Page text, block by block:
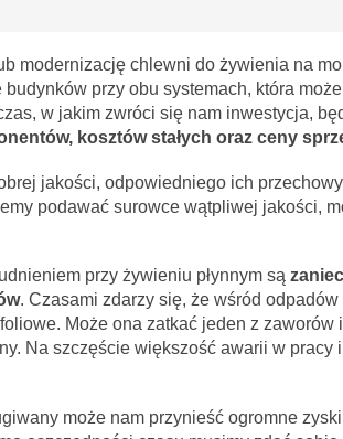
modernizację chlewni do żywienia na
przy obu systemach, która
w jakim zwróci się nam inwestycja,
kosztów stałych oraz ceny
jakości, odpowiedniego ich
podawać surowce wątpliwej jakości,
przy żywieniu płynnym są
. Czasami zdarzy się, że wśród
Może ona zatkać jeden z zaworów
Na szczęście większość awarii w pracy
może nam przynieść ogromne